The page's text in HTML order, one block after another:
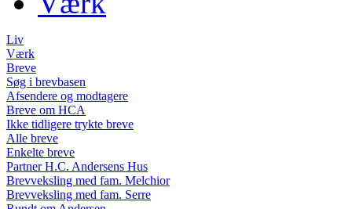
Liv
Værk
Breve
Søg i brevbasen
Afsendere og modtagere
Breve om HCA
Ikke tidligere trykte breve
Alle breve
Enkelte breve
Partner H.C. Andersens Hus
Brevveksling med fam. Melchior
Brevveksling med fam. Serre